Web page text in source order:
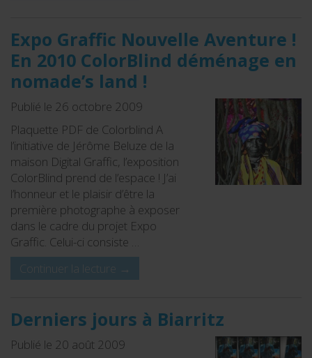
Expo Graffic Nouvelle Aventure !
En 2010 ColorBlind déménage en
nomade’s land !
Publié le 26 octobre 2009
Plaquette PDF de Colorblind A
l’initiative de Jérôme Beluze de la
maison Digital Graffic, l’exposition
ColorBlind prend de l’espace ! J’ai
l’honneur et le plaisir d’être la
première photographe à exposer
dans le cadre du projet Expo
Graffic. Celui-ci consiste …
Continuer la lecture
→
Derniers jours à Biarritz
Publié le 20 août 2009